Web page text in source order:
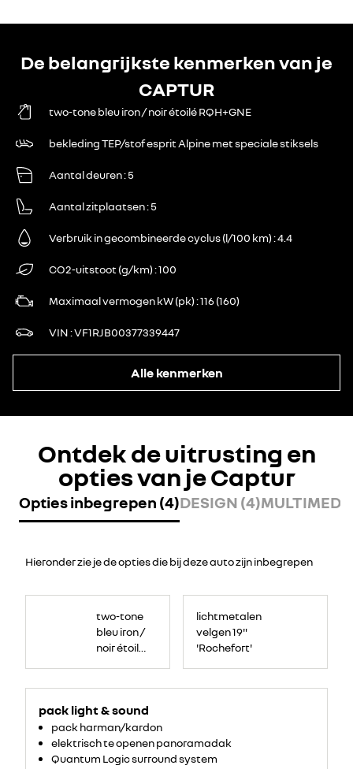
De belangrijkste kenmerken van je
CAPTUR
two-tone bleu iron / noir étoilé RQH+GNE
bekleding TEP/stof esprit Alpine met speciale stiksels
Aantal deuren 5
Aantal zitplaatsen 5
Verbruik in gecombineerde cyclus (l/100 km) 4.4
CO2-uitstoot (g/km) 100
Maximaal vermogen kW (pk) 116 (160)
VIN VF1RJB00377339447
Alle kenmerken
Ontdek de uitrusting en
opties van je Captur
Opties inbegrepen (4)DESIGN (4)
Hieronder zie je de opties die bij deze auto zijn inbegrepen
two-tone
bleu iron /
noir étoilé
lichtmetalen
velgen 19"
'Rochefort'
pack light & sound
pack harman/kardon
elektrisch te openen panoramadak
Quantum Logic surround system